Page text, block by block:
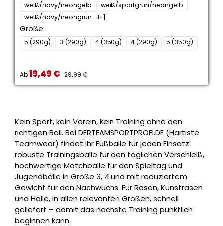
weiß/navy/neongelb
weiß/sportgrün/neongelb
weiß/navy/neongrün
+ 1
Größe:
5 (290g) 3 (290g) 4 (350g) 4 (290g) 5 (350g)
Verkaufspreis:
Ab19,49 € REGULÄRER PREIS:
29,99 €
Kein Sport, kein Verein, kein Training ohne den
richtigen Ball. Bei DERTEAMSPORTPROFI.DE (Hartiste
Teamwear) findet ihr Fußbälle für jeden Einsatz:
robuste Trainingsbälle für den täglichen Verschleiß,
hochwertige Matchbälle für den Spieltag und
Jugendbälle in Größe 3, 4 und mit reduziertem
Gewicht für den Nachwuchs. Für Rasen, Kunstrasen
und Halle, in allen relevanten Größen, schnell
geliefert – damit das nächste Training pünktlich
beginnen kann.